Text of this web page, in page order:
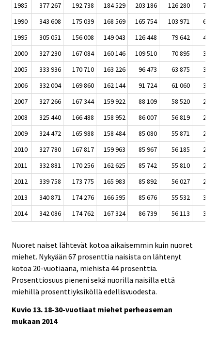
1985
377 267 192 738 184 529 203 186 126 280
76
1990
343 608 175 039 168 569 165 754 103 971
61
1995
305 051 156 008 149 043 126 448 79 642
46
2000
327 230 167 084 160 146 109 510 70 895
38
2005
333 936 170 710 163 226 96 473 63 875
32
2006
332 004 169 860 162 144 91 724 61 060
30
2007
327 266 167 344 159 922 88 109 58 520
29
2008
325 440 166 488 158 952 86 007 56 819
29
2009
324 472 165 988 158 484 85 080 55 871
29
2010
327 780 167 817 159 963 85 967 56 185
29
2011
332 881 170 256 162 625 85 742 55 810
29
2012
339 758 173 775 165 983 85 892 56 027
29
2013
340 871 174 276 166 595 85 676 55 532
30
2014
342 086 174 762 167 324 86 739 56 113 30
Nuoret naiset lähtevät kotoa aikaisemmin kuin nuoret
miehet. Nykyään 67 prosenttia naisista on lähtenyt
kotoa 20-vuotiaana, miehistä 44 prosenttia.
Prosenttiosuus pieneni sekä nuorilla naisilla että
miehillä prosenttiyksiköllä edellisvuodesta.
Kuvio 13. 18-30-vuotiaat miehet perheaseman
mukaan 2014